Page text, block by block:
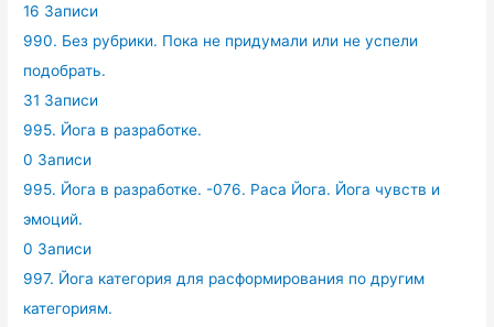
16 Записи
990. Без рубрики. Пока не придумали или не успели
подобрать.
31 Записи
995. Йога в разработке.
0 Записи
995. Йога в разработке. -076. Раса Йога. Йога чувств и
эмоций.
0 Записи
997. Йога категория для расформирования по другим
категориям.